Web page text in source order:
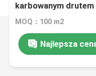
karbowanym
gospodarskich
MOQ：100 m2
Najlepsza